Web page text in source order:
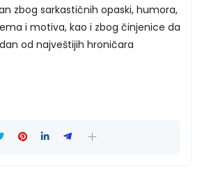
zbog sarkastičnih opaski, humora,
i motiva, kao i zbog činjenice da
od najveštijih hroničara